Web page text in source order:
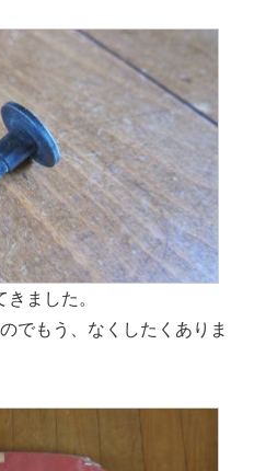
ました。
でもう、なくしたくありま